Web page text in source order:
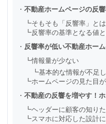
・ 不動産ホームページの反
┗そもそも「反響率」とは
┗反響率の基準となる値
・ 反響率が低い不動産ホー
┗情報量が少ない
┗基本的な情報が不足
┗ホームページの見た目
・ 不動産の反響を増やす！
┗ヘッダーに顧客の知り
┗スマホに対応した設計